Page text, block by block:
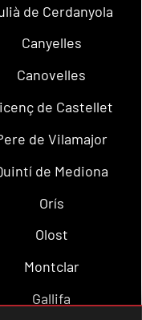
de Cerdanyola
Canyelles
Canovelles
de Castellet
de Vilamajor
de Mediona
Orís
Olost
Montclar
Gallifa